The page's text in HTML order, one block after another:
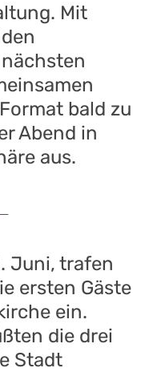
Mit
bald zu
Abend in
aus.
Juni, trafen
ersten Gäste
ein.
die drei
Stadt